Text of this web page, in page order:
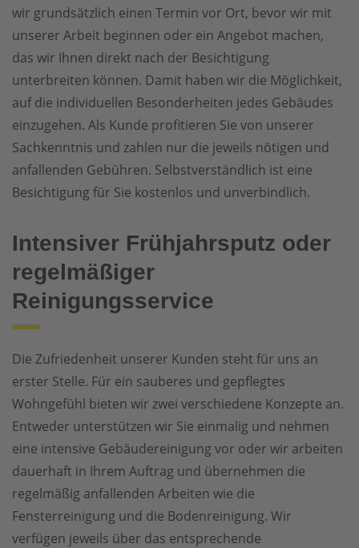
wir grundsätzlich einen Termin vor Ort, bevor wir mit
unserer Arbeit beginnen oder ein Angebot machen,
das wir Ihnen direkt nach der Besichtigung
unterbreiten können. Damit haben wir die Möglichkeit,
auf die individuellen Besonderheiten jedes Gebäudes
einzugehen. Als Kunde profitieren Sie von unserer
Sachkenntnis und zahlen nur die jeweils nötigen und
anfallenden Gebühren. Selbstverständlich ist eine
Besichtigung für Sie kostenlos und unverbindlich.
Intensiver Frühjahrsputz oder
regelmäßiger
Reinigungsservice
Die Zufriedenheit unserer Kunden steht für uns an
erster Stelle. Für ein sauberes und gepflegtes
Wohngefühl bieten wir zwei verschiedene Konzepte an.
Entweder unterstützen wir Sie einmalig und nehmen
eine intensive Gebäudereinigung vor oder wir arbeiten
dauerhaft in Ihrem Auftrag und übernehmen die
regelmäßig anfallenden Arbeiten wie die
Fensterreinigung und die Bodenreinigung. Wir
verfügen jeweils über das entsprechende